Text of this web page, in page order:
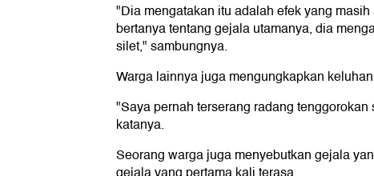
"Dia mengatakan itu adalah efek yang
bertanya tentang gejala utamanya, dia
silet," sambungnya.
Warga lainnya juga mengungkapkan
"Saya pernah terserang radang
katanya.
Seorang warga juga menyebutkan gejala